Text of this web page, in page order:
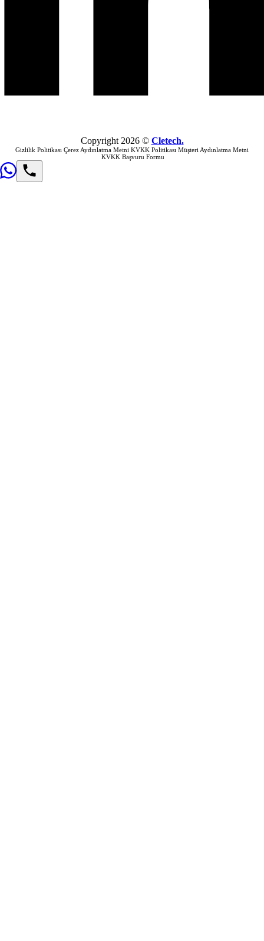
Copyright2026© Cletech.
Gizlilik Politikası Çerez Aydınlatma Metni KVKK Politikası Müşteri Aydınlatma Metni
KVKK Başvuru Formu